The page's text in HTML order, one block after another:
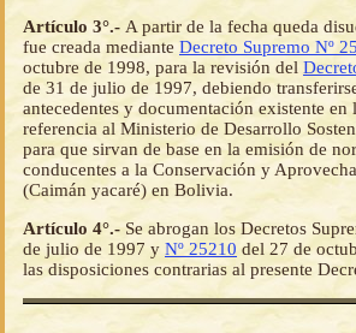
Artículo 3°.- A partir de la fecha queda
fue creada mediante Decreto Supremo Nº
octubre de 1998, para la revisión del
de 31 de julio de 1997, debiendo
antecedentes y documentación existente en
referencia al Ministerio de Desarrollo
para que sirvan de base en la emisión de
conducentes a la Conservación y
(Caimán yacaré) en Bolivia.
Artículo 4°.-Se abrogan los Decretos
de julio de 1997 y Nº 25210 del 27 de
las disposiciones contrarias al presente